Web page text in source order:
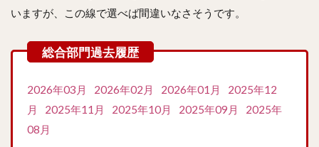
いますが、この線で選べば間違いなさそうです。
2026年03月 2026年02月 2026年01月
2025年12
月
2025年11月 2025年10月 2025年09月
2025年
08月